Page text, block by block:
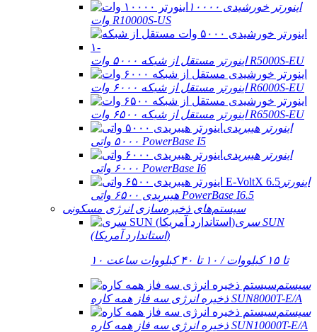
اینورتر خورشیدی ۱۰۰۰۰
وات R10000S-US
اینورتر مستقل از شبکه ۵۰۰۰ وات R5000S-EU
اینورتر مستقل از شبکه ۶۰۰۰ وات R6000S-EU
اینورتر مستقل از شبکه ۶۵۰۰ وات R6500S-EU
اینورتر هیبریدی
۵۰۰۰ واتی PowerBase I5
اینورتر هیبریدی
۶۰۰۰ واتی PowerBase I6
اینورتر
هیبریدی ۶۵۰۰ واتی PowerBase I6.5
سیستم‌های ذخیره‌سازی انرژی مسکونی
سری SUN
(استاندارد آمریکا)
۱۰ تا ۱۵ کیلووات / ۱۰ تا ۴۰ کیلووات ساعت
سیستم
ذخیره انرژی سه فاز همه کاره SUN8000T-E/A
سیستم
ذخیره انرژی سه فاز همه کاره SUN10000T-E/A